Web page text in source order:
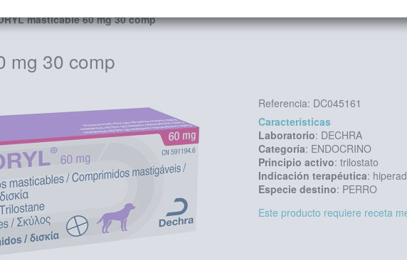
masticable 60 mg 30 comp
mg 30 comp
Referencia: DC045161
Características
Laboratorio: DECHRA
Categoría: ENDOCRINO
Principio activo: trilostato
Indicación terapéutica:
Especie destino: PERRO
Este producto requiere receta